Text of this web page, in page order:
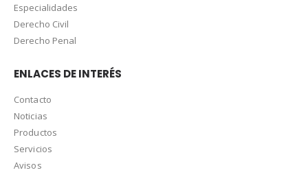
Especialidades
Derecho Civil
Derecho Penal
ENLACES DE INTERÉS
Contacto
Noticias
Productos
Servicios
Avisos